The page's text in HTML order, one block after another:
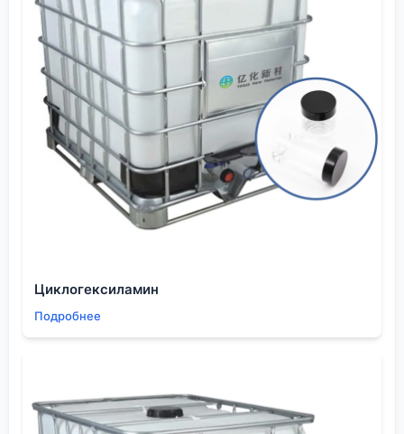
отраслях и имеет сеть для поддержки. Общие
фразы отходят на второй план, важны детали
процесса и понимание химии за применением.
Циклогексиламин
Подробнее